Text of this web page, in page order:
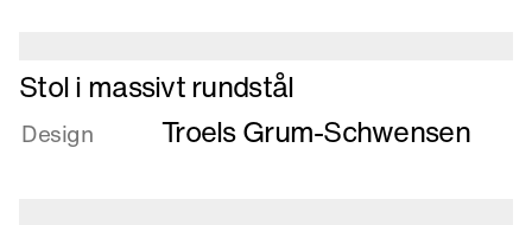
aluminium
Læs
mere
om
Stol i massivt rundstål
Design Troels Grum-Schwensen